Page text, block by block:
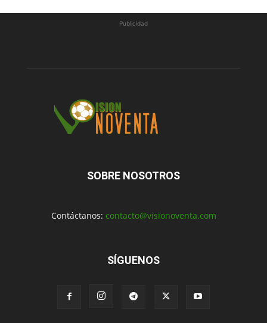
Publicidad
SOBRE NOSOTROS
Contáctanos: contacto@visionoventa.com
SÍGUENOS